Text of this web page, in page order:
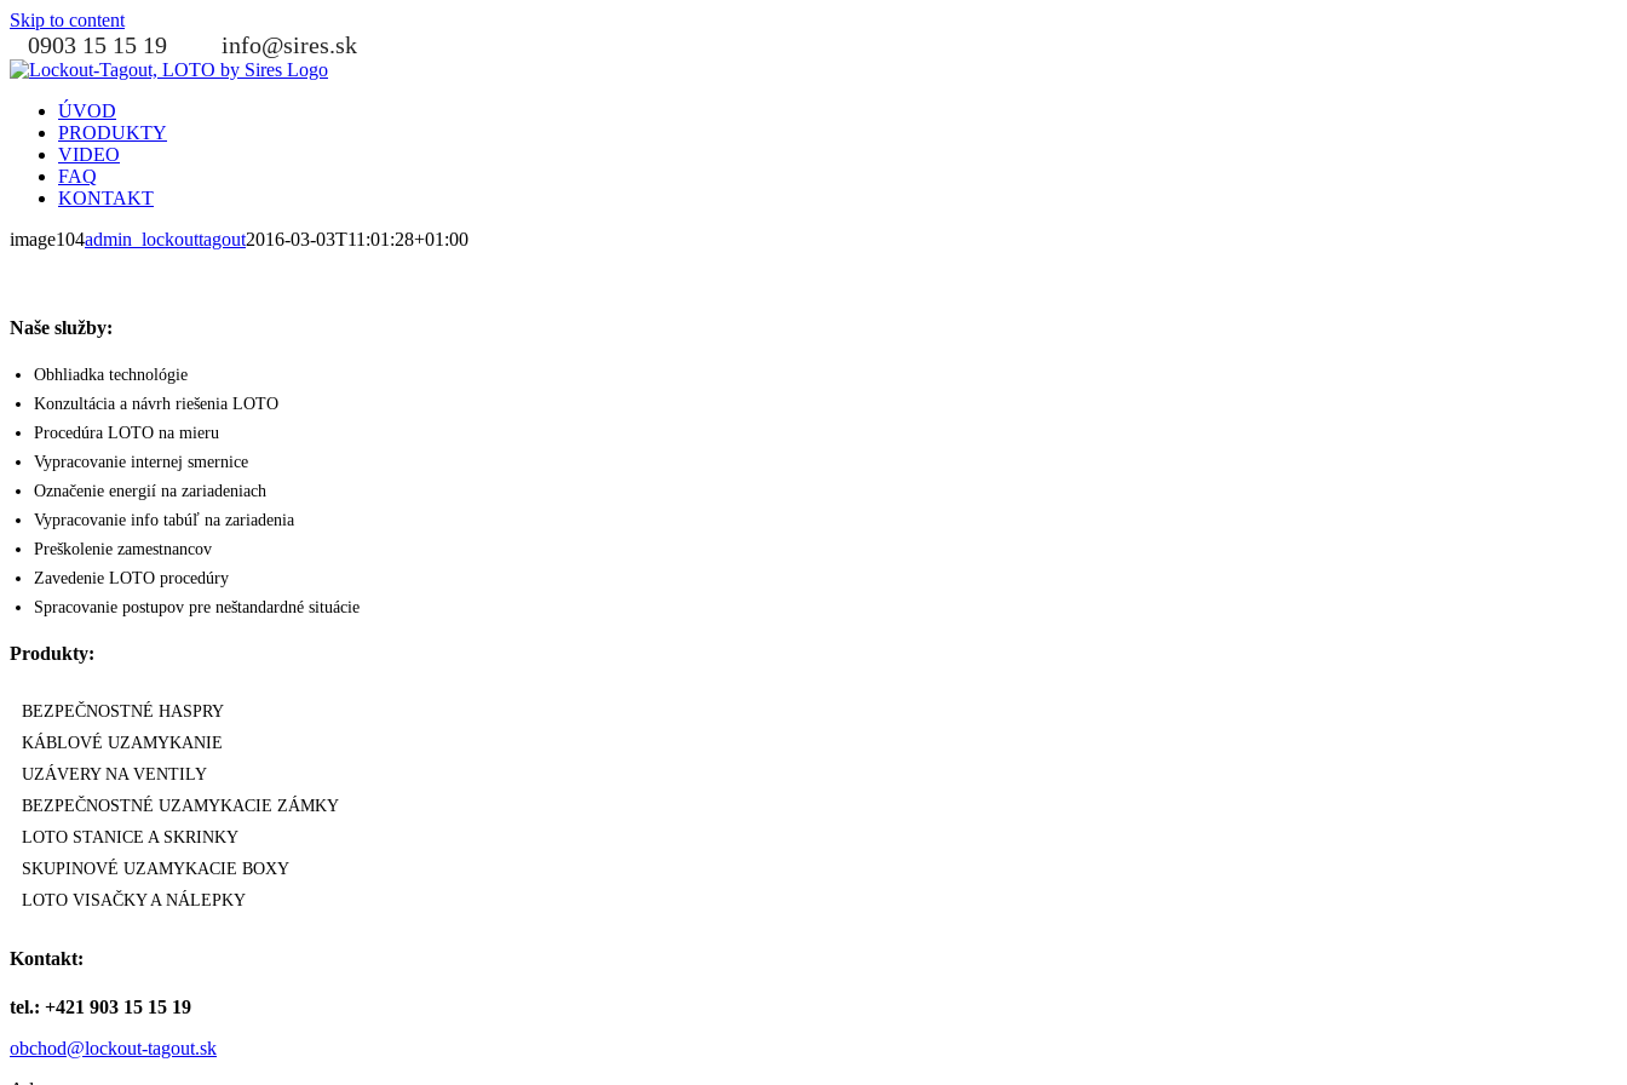
Skip to content
0903 15 15 19 info@sires.sk
ÚVOD
PRODUKTY
VIDEO
FAQ
KONTAKT
image104admin_lockouttagout2016-03-03T11:01:28+01:00
Naše služby:
Obhliadka technológie
Konzultácia a návrh riešenia LOTO
Procedúra LOTO na mieru
Vypracovanie internej smernice
Označenie energií na zariadeniach
Vypracovanie info tabúľ na zariadenia
Preškolenie zamestnancov
Zavedenie LOTO procedúry
Spracovanie postupov pre neštandardné situácie
Produkty:
BEZPEČNOSTNÉ HASPRY
KÁBLOVÉ UZAMYKANIE
UZÁVERY NA VENTILY
BEZPEČNOSTNÉ UZAMYKACIE ZÁMKY
LOTO STANICE A SKRINKY
SKUPINOVÉ UZAMYKACIE BOXY
LOTO VISAČKY A NÁLEPKY
Kontakt:
tel.: +421 903 15 15 19
obchod@lockout-tagout.sk